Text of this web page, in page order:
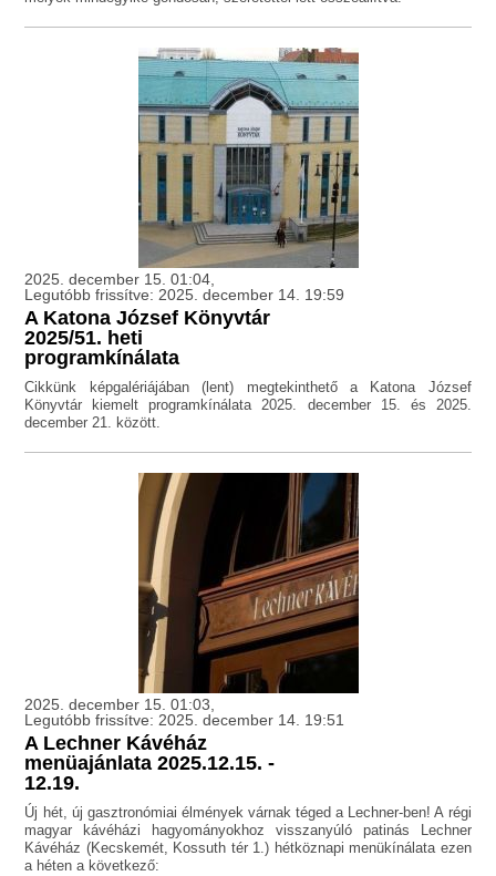
2025. december 15. 01:04,
Legutóbb frissítve: 2025. december 14. 19:59
A Katona József Könyvtár
2025/51. heti
programkínálata
Cikkünk képgalériájában (lent) megtekinthető a Katona József
Könyvtár kiemelt programkínálata 2025. december 15. és 2025.
december 21. között.
2025. december 15. 01:03,
Legutóbb frissítve: 2025. december 14. 19:51
A Lechner Kávéház
menüajánlata 2025.12.15. -
12.19.
Új hét, új gasztronómiai élmények várnak téged a Lechner-ben! A régi
magyar kávéházi hagyományokhoz visszanyúló patinás Lechner
Kávéház (Kecskemét, Kossuth tér 1.) hétköznapi menükínálata ezen
a héten a következő: